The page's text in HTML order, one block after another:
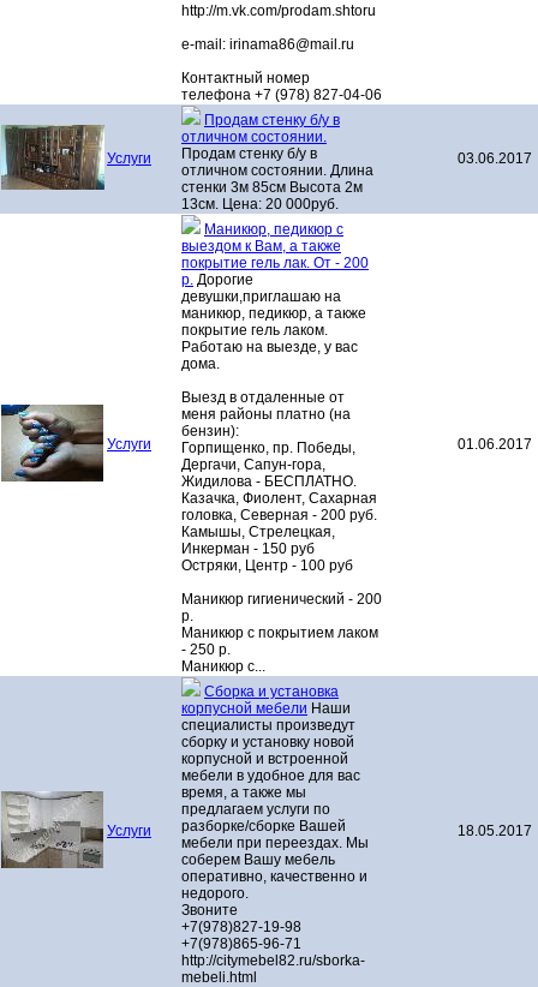
http://m.vk.com/prodam.shtoru
e-mail: irinama86@mail.ru
Контактный номер
телефона +7 (978) 827-04-06
Услуги
Продам стенку б/у в
отличном состоянии.
Продам стенку б/у в
отличном состоянии. Длина
стенки 3м 85см Высота 2м
13см. Цена: 20 000руб.
03.06.2017
Услуги
Маникюр, педикюр с
выездом к Вам, а также
покрытие гель лак. От - 200
р. Дорогие
девушки,приглашаю на
маникюр, педикюр, а также
покрытие гель лаком.
Работаю на выезде, у вас
дома.
Выезд в отдаленные от
меня районы платно (на
бензин):
Горпищенко, пр. Победы,
Дергачи, Сапун-гора,
Жидилова - БЕСПЛАТНО.
Казачка, Фиолент, Сахарная
головка, Северная - 200 руб.
Камышы, Стрелецкая,
Инкерман - 150 руб
Остряки, Центр - 100 руб
Маникюр гигиенический - 200
р.
Маникюр с покрытием лаком
- 250 р.
Маникюр с...
01.06.2017
Услуги
Сборка и установка
корпусной мебели Наши
специалисты произведут
сборку и установку новой
корпусной и встроенной
мебели в удобное для вас
время, а также мы
предлагаем услуги по
разборке/сборке Вашей
мебели при переездах. Мы
соберем Вашу мебель
оперативно, качественно и
недорого.
Звоните
+7(978)827-19-98
+7(978)865-96-71
http://citymebel82.ru/sborka-
mebeli.html
18.05.2017